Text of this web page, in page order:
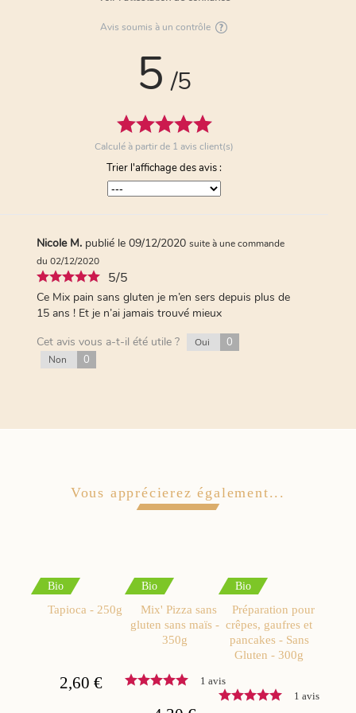
Avis soumis à un contrôle
5 /5
Calculé à partir de 1 avis client(s)
Trier l'affichage des avis :
Nicole M. publié le 09/12/2020 suite à une commande
du 02/12/2020
5/5
Ce Mix pain sans gluten je m’en sers depuis plus de
15 ans ! Et je n’ai jamais trouvé mieux
Cet avis vous a-t-il été utile ?
Oui 0
Non 0
Vous apprécierez également...
Bio
Tapioca - 250g
2,60 €
Bio
Mix' Pizza sans
gluten sans maïs -
350g
1 avis
Bio
Préparation pour
crêpes, gaufres et
pancakes - Sans
Gluten - 300g
1 avis